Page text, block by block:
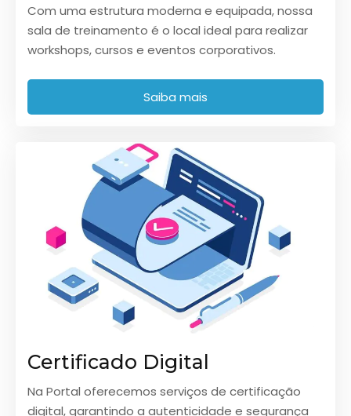
Com uma estrutura moderna e equipada, nossa
sala de treinamento é o local ideal para realizar
workshops, cursos e eventos corporativos.
Saiba mais
Certificado Digital
Na Portal oferecemos serviços de certificação
digital, garantindo a autenticidade e segurança